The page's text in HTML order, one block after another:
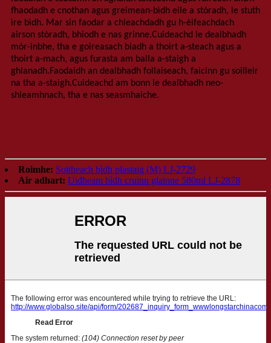
fhaodadh e cnothan agus greimean-bìdh eile a stòradh, le stuth
ìre bìdh. Mar sin faodar a chleachdadh gu h-èifeachdach
airson stòradh, bhiodh e nas grinne.Cuideachd le dealbhadh
mòr-inbhe, tha e goireasach biadh a thoirt a-steach agus a
thoirt a-mach, agus furasta am balla a-staigh a
ghlanadh.Faodaidh an dealbhadh follaiseach, faicinn gu soilleir
na tha a-staigh.Cuideachd am bonn le dealbhadh neo-
shleamhnach, tha e nas seasmhaiche.
Roimhe: Soitheach bìdh plastaig (M) LJ-2729
Air adhart: Uidheam bìdh cruinn glainne 580ml LJ-2878